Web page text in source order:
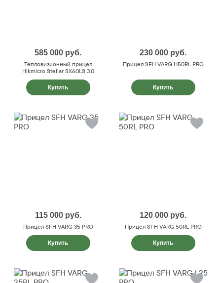
585 000 руб.
Тепловизионный прицел
Hikmicro Stellar SX60LS 3.0
Купить
230 000 руб.
Прицел SFH VARG H50RL PRO
Купить
115 000 руб.
Прицел SFH VARG 35 PRO
Купить
120 000 руб.
Прицел SFH VARG 50RL PRO
Купить